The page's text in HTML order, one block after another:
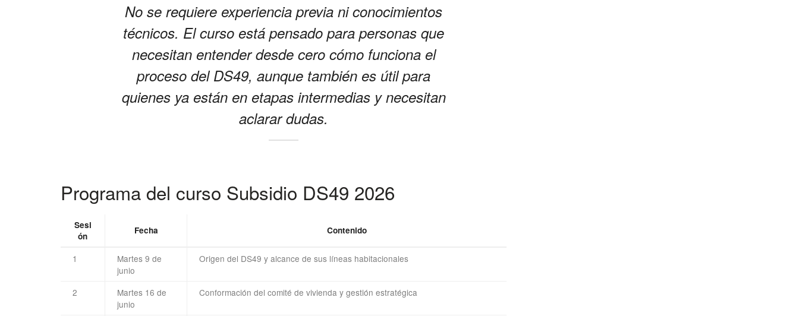
No se requiere experiencia previa ni conocimientos
técnicos. El curso está pensado para personas que
necesitan entender desde cero cómo funciona el
proceso del DS49, aunque también es útil para
quienes ya están en etapas intermedias y necesitan
aclarar dudas.
Programa del curso Subsidio DS49 2026
Sesi
ón
Fecha Contenido
1
Martes 9 de
junio
Origen del DS49 y alcance de sus líneas habitacionales
2
Martes 16 de
junio
Conformación del comité de vivienda y gestión estratégica